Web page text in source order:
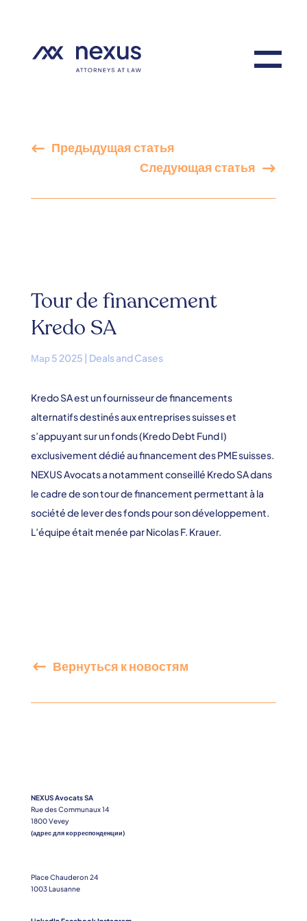
Предыдущая статья
Следующая статья
Tour de financement
Kredo SA
Мар 5 2025 | Deals and Cases
Kredo SA est un fournisseur de financements
alternatifs destinés aux entreprises suisses et
s’appuyant sur un fonds (Kredo Debt Fund I)
exclusivement dédié au financement des PME suisses.
NEXUS Avocats a notamment conseillé Kredo SA dans
le cadre de son tour de financement permettant à la
société de lever des fonds pour son développement.
L’équipe était menée par Nicolas F. Krauer.
Вернуться к новостям
NEXUS Avocats SA
Rue des Communaux 14
1800 Vevey
(адрес для корреспонденции)
Place Chauderon 24
1003 Lausanne